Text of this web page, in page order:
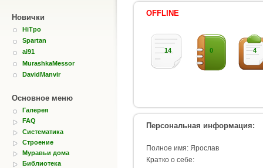
Новички
HiTpo
Spartan
ai91
MurashkaMessor
DavidManvir
Основное меню
Галерея
FAQ
Систематика
Строение
Муравьи дома
Библиотека
OFFLINE
14 0 4
Персональная информация:
Полное имя: Ярослав
Кратко о себе: